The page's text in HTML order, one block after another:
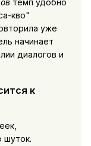
кво"
уже
начинает
диалогов и
к
шуток.